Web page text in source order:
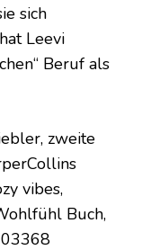
sich
Leevi
Beruf als